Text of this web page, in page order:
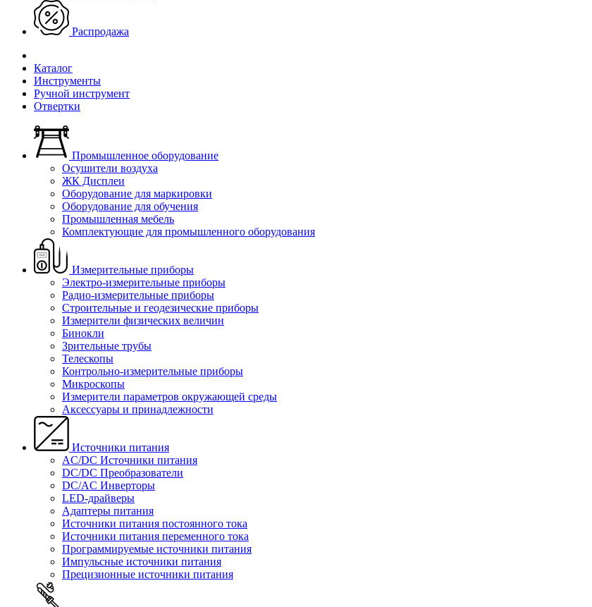
Распродажа
Каталог
Инструменты
Ручной инструмент
Отвертки
Промышленное оборудование
Осушители воздуха
ЖК Дисплеи
Оборудование для маркировки
Оборудование для обучения
Промышленная мебель
Комплектующие для промышленного оборудования
Измерительные приборы
Электро-измерительные приборы
Радио-измерительные приборы
Строительные и геодезические приборы
Измерители физических величин
Бинокли
Зрительные трубы
Телескопы
Контрольно-измерительные приборы
Микроскопы
Измерители параметров окружающей среды
Аксессуары и принадлежности
Источники питания
AC/DC Источники питания
DC/DC Преобразователи
DC/AC Инверторы
LED-драйверы
Адаптеры питания
Источники питания постоянного тока
Источники питания переменного тока
Программируемые источники питания
Импульсные источники питания
Прецизионные источники питания